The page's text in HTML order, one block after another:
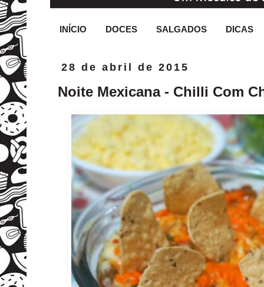
INÍCIO DOCES SALGADOS DICAS
28 de abril de 2015
Noite Mexicana - Chilli Com